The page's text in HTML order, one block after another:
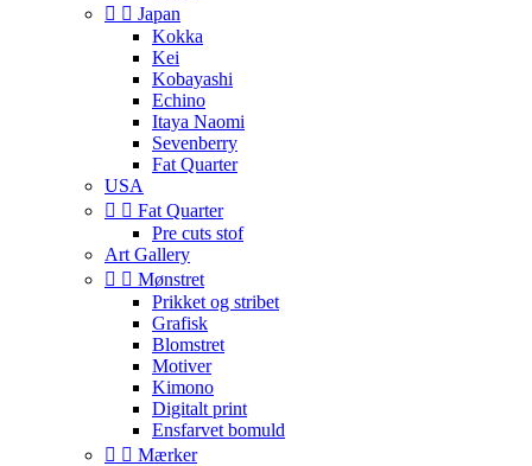
  Japan
Kokka
Kei
Kobayashi
Echino
Itaya Naomi
Sevenberry
Fat Quarter
USA
  Fat Quarter
Pre cuts stof
Art Gallery
  Mønstret
Prikket og stribet
Grafisk
Blomstret
Motiver
Kimono
Digitalt print
Ensfarvet bomuld
  Mærker